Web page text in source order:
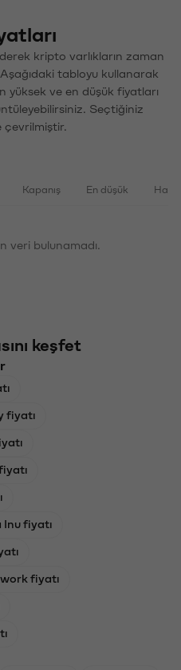
kripto varlıkların zaman
tabloyu kullanarak
yüksek ve en düşük fiyatları
Seçtiğiniz
çevrilmiştir.
Kapanış En düşük
veri bulunamadı.
keşfet
fiyatı
fiyatı
fiyatı